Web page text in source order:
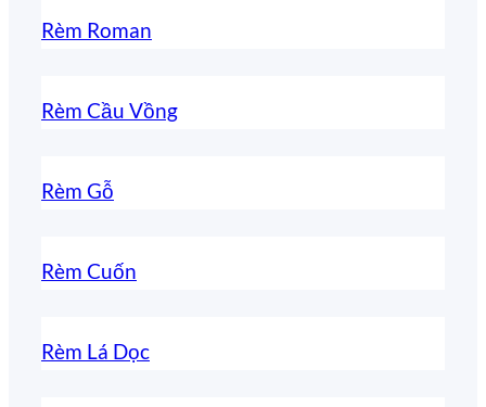
Rèm Roman
Rèm Cầu Vồng
Rèm Gỗ
Rèm Cuốn
Rèm Lá Dọc